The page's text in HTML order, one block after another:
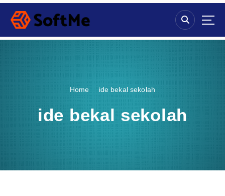
S
p
Home ide bekal sekolah
ide bekal sekolah